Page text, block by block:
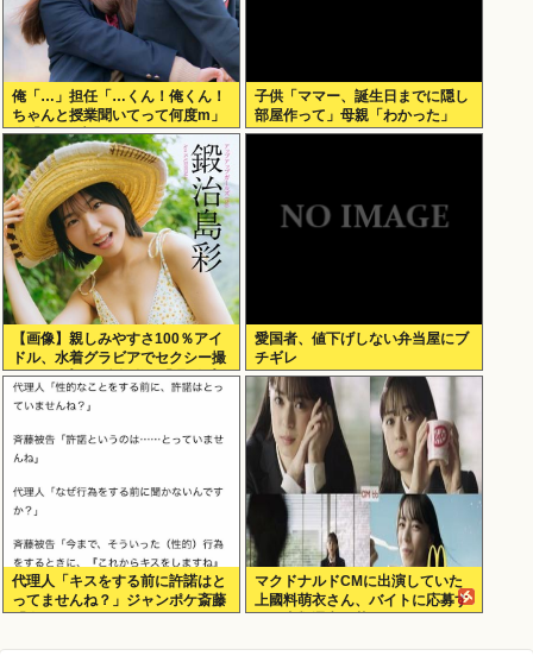
俺「…」担任「…くん！俺くん！
ちゃんと授業聞いてって何度m」
俺「(───来るッ！)」
子供「ママー、誕生日までに隠し
部屋作って」母親「わかった」
【画像】親しみやすさ100％アイ
ドル、水着グラビアでセクシー撮
wwwアプガ鍛治島彩、「週刊プレ
イボーイ」で美スタイルを大解
放！！！
愛国者、値下げしない弁当屋にブ
チギレ
代理人「キスをする前に許諾はと
ってませんね？」ジャンポケ斎藤
マクドナルドCMに出演していた
上國料萌衣さん、バイトに応募す